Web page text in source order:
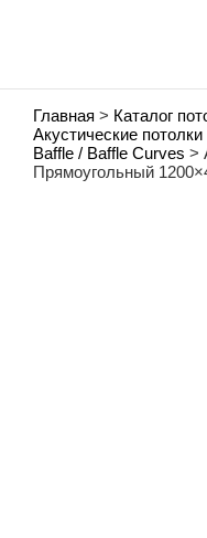
Главная > Каталог
Акустические
Baffle / Baffle Curves >
Прямоугольный